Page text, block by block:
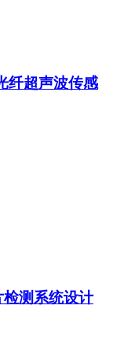
纤超声波传感
测系统设计